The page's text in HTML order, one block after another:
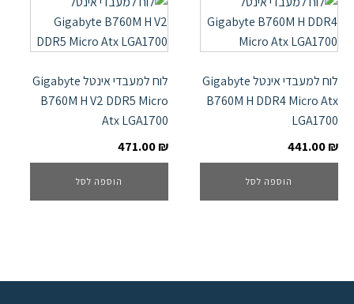
לוח למעבדי אינטל Gigabyte
B760M H DDR4 Micro Atx
LGA1700
441.00₪
הוספה לסל
לוח למעבדי אינטל Gigabyte
B760M H V2 DDR5 Micro
Atx LGA1700
471.00₪
הוספה לסל